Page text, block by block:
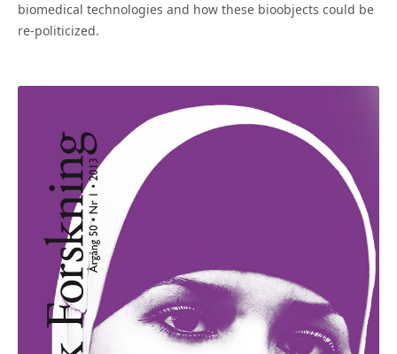
biomedical technologies and how these bioobjects could be
re-politicized.